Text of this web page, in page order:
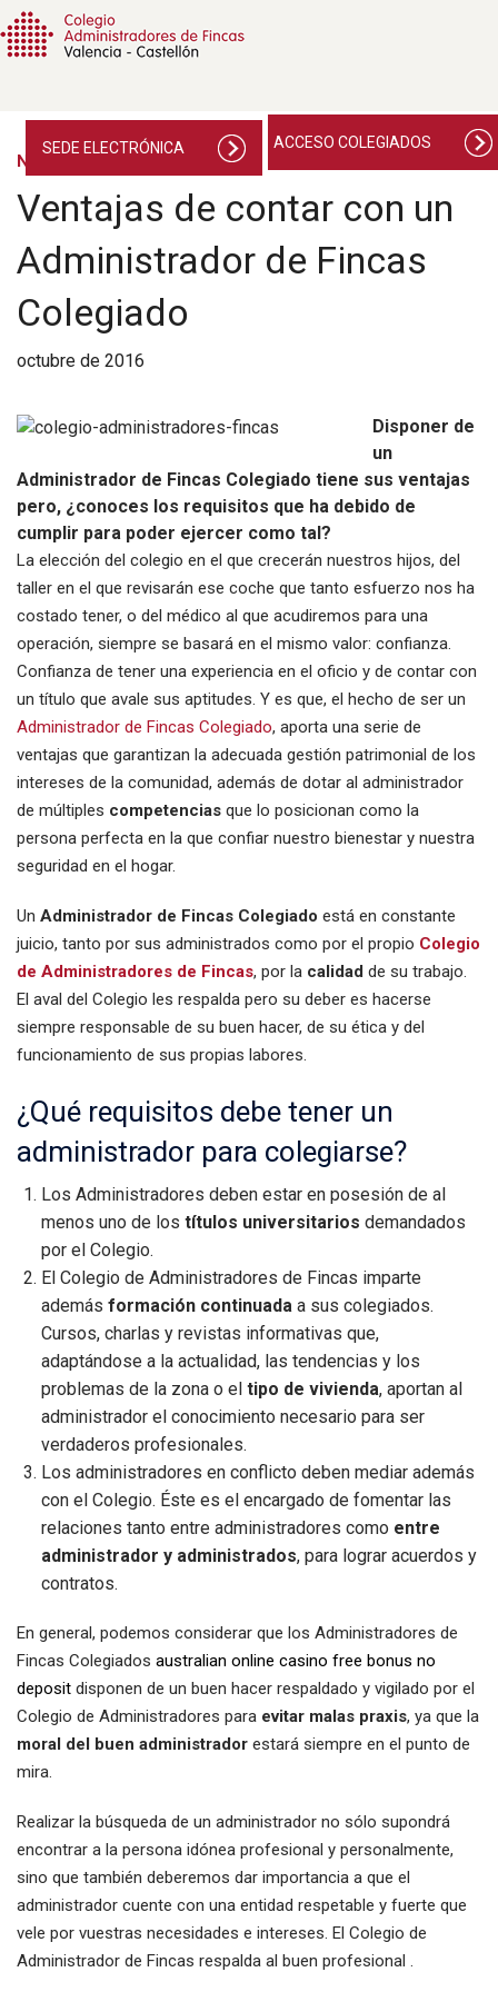
ACCESO COLEGIADOS
SEDE ELECTRÓNICA
NOTICIAS
Ventajas de contar con un
Administrador de Fincas
Colegiado
octubre de 2016
Disponer de
un
Administrador de Fincas Colegiado tiene sus ventajas
pero, ¿conoces los requisitos que ha debido de
cumplir para poder ejercer como tal?
La elección del colegio en el que crecerán nuestros hijos, del
taller en el que revisarán ese coche que tanto esfuerzo nos ha
costado tener, o del médico al que acudiremos para una
operación, siempre se basará en el mismo valor: confianza.
Confianza de tener una experiencia en el oficio y de contar con
un título que avale sus aptitudes. Y es que, el hecho de ser un
Administrador de Fincas Colegiado, aporta una serie de
ventajas que garantizan la adecuada gestión patrimonial de los
intereses de la comunidad, además de dotar al administrador
de múltiples competencias que lo posicionan como la
persona perfecta en la que confiar nuestro bienestar y nuestra
seguridad en el hogar.
Un Administrador de Fincas Colegiado está en constante
juicio, tanto por sus administrados como por el propio Colegio
de Administradores de Fincas, por la calidad de su trabajo.
El aval del Colegio les respalda pero su deber es hacerse
siempre responsable de su buen hacer, de su ética y del
funcionamiento de sus propias labores.
¿Qué requisitos debe tener un
administrador para colegiarse?
Los Administradores deben estar en posesión de al
menos uno de lostítulos universitarios demandados
por el Colegio.
El Colegio de Administradores de Fincas imparte
ademásformación continuada a sus colegiados.
Cursos, charlas y revistas informativas que,
adaptándose a la actualidad, las tendencias y los
problemas de la zona o eltipo de vivienda, aportan al
administrador el conocimiento necesario para ser
verdaderos profesionales.
Los administradores en conflicto deben mediar además
con el Colegio. Éste es el encargado de fomentar las
relaciones tanto entre administradores como entre
administrador y administrados, para lograr acuerdos y
contratos.
En general, podemos considerar que los Administradores de
Fincas Colegiados australian online casino free bonus no
deposit disponen de un buen hacer respaldado y vigilado por el
Colegio de Administradores para evitar malas praxis, ya que la
moral del buen administrador estará siempre en el punto de
mira.
Realizar la búsqueda de un administrador no sólo supondrá
encontrar a la persona idónea profesional y personalmente,
sino que también deberemos dar importancia a que el
administrador cuente con una entidad respetable y fuerte que
vele por vuestras necesidades e intereses. El Colegio de
Administrador de Fincas respalda al buen profesional .